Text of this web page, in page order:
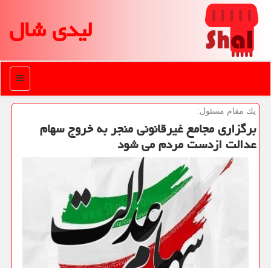
لیدی شال
منو
یك مقام مسئول:
برگزاری مجامع غیرقانونی منجر به خروج سهام
عدالت ازدست مردم می شود